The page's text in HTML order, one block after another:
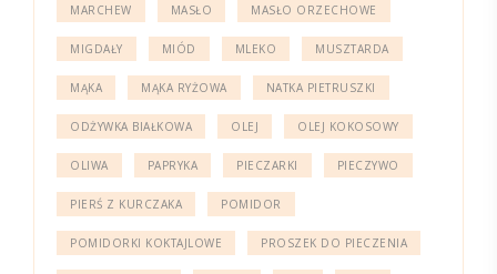
MARCHEW MASŁO MASŁO ORZECHOWE
MIGDAŁY MIÓD MLEKO MUSZTARDA
MĄKA MĄKA RYŻOWA NATKA PIETRUSZKI
ODŻYWKA BIAŁKOWA OLEJ OLEJ KOKOSOWY
OLIWA PAPRYKA PIECZARKI PIECZYWO
PIERŚ Z KURCZAKA POMIDOR
POMIDORKI KOKTAJLOWE PROSZEK DO PIECZENIA